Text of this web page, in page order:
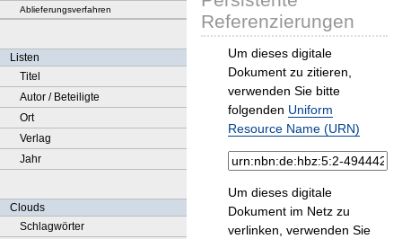
Ablieferungsverfahren
Listen
Titel
Autor / Beteiligte
Ort
Verlag
Jahr
Clouds
Schlagwörter
Referenzierungen
Um dieses digitale
Dokument zu zitieren,
verwenden Sie bitte
folgenden Uniform
Resource Name (URN)
Um dieses digitale
Dokument im Netz zu
verlinken, verwenden Sie